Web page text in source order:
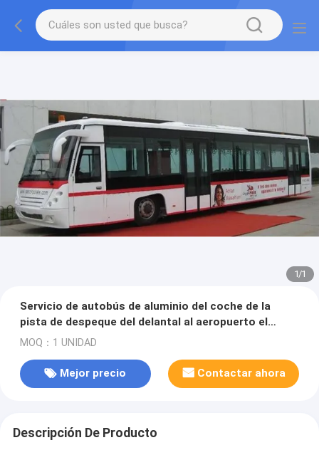
1/1
Servicio de autobús de aluminio del coche de la
pista de despeque del delantal al aeropuerto el
13m×3m×3m
MOQ：1 UNIDAD
Mejor precio Contactar ahora
Descripción De Producto